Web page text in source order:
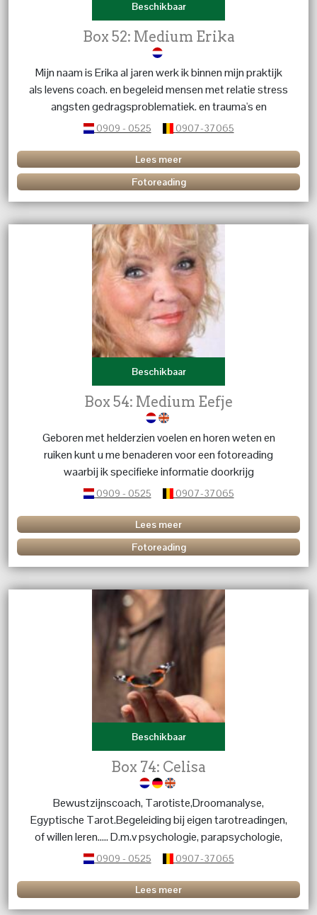
Beschikbaar
Box 52: Medium Erika
Mijn naam is Erika al jaren werk ik binnen mijn praktijk
als levens coach. en begeleid mensen met relatie stress
angsten gedragsproblematiek. en trauma's en
karmische relaties. geef energetische behandelingen dit
vragen over een betekenis van een kristal of edelsteen
bel me dan.
0909 - 0525 0907-37065
Lees meer
Fotoreading
Beschikbaar
Box 54: Medium Eefje
Geboren met helderzien voelen en horen weten en
ruiken kunt u me benaderen voor een fotoreading
waarbij ik specifieke informatie doorkrijg
0909 - 0525 0907-37065
Lees meer
Fotoreading
Beschikbaar
Box 74: Celisa
Bewustzijnscoach, Tarotiste,Droomanalyse,
Egyptische Tarot.Begeleiding bij eigen tarotreadingen,
of willen leren..... D.m.v psychologie, parapsychologie,
chakraleer en symbolieke kennis te verbinden kan ik
vanuit een diepere laag kijken naar wat er gebeurd,
0909 - 0525 0907-37065
Lees meer